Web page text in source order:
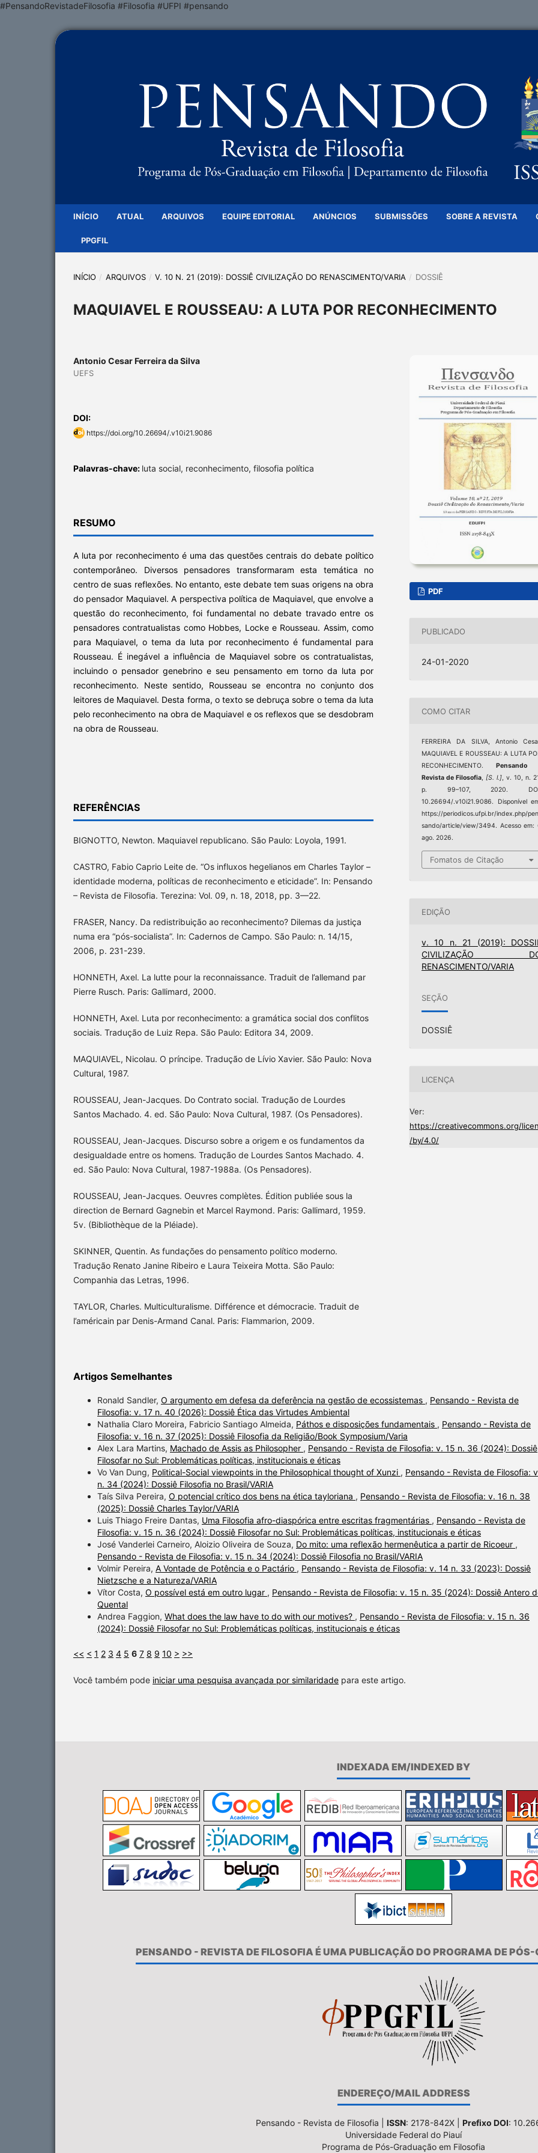
#PensandoRevistadeFilosofia #Filosofia #UFPI #pensando
INÍCIO ATUAL ARQUIVOS EQUIPE EDITORIAL ANÚNCIOS SUBMISSÕES SOBRE A REVISTA
PPGFIL
INÍCIO / ARQUIVOS / V. 10 N. 21 (2019): DOSSIÊ CIVILIZAÇÃO DO RENASCIMENTO/VARIA / DOSSIÊ
MAQUIAVEL E ROUSSEAU: A LUTA POR RECONHECIMENTO
Antonio Cesar Ferreira da Silva
UEFS
DOI:
https://doi.org/10.26694/.v10i21.9086
Palavras-chave: luta social, reconhecimento, filosofia política
RESUMO
A luta por reconhecimento é uma das questões centrais do debate político
contemporâneo. Diversos pensadores transformaram esta temática no
centro de suas reflexões. No entanto, este debate tem suas origens na obra
do pensador Maquiavel. A perspectiva política de Maquiavel, que envolve a
questão do reconhecimento, foi fundamental no debate travado entre os
pensadores contratualistas como Hobbes, Locke e Rousseau. Assim, como
para Maquiavel, o tema da luta por reconhecimento é fundamental para
Rousseau. É inegável a influência de Maquiavel sobre os contratualistas,
incluindo o pensador genebrino e seu pensamento em torno da luta por
reconhecimento. Neste sentido, Rousseau se encontra no conjunto dos
leitores de Maquiavel. Desta forma, o texto se debruça sobre o tema da luta
pelo reconhecimento na obra de Maquiavel e os reflexos que se desdobram
na obra de Rousseau.
REFERÊNCIAS
BIGNOTTO, Newton. Maquiavel republicano. São Paulo: Loyola, 1991.
CASTRO, Fabio Caprio Leite de. “Os influxos hegelianos em Charles Taylor –
identidade moderna, políticas de reconhecimento e eticidade”. In: Pensando
– Revista de Filosofia. Terezina: Vol. 09, n. 18, 2018, pp. 3—22.
FRASER, Nancy. Da redistribuição ao reconhecimento? Dilemas da justiça
numa era “pós-socialista”. In: Cadernos de Campo. São Paulo: n. 14/15,
2006, p. 231-239.
HONNETH, Axel. La lutte pour la reconnaissance. Traduit de l’allemand par
Pierre Rusch. Paris: Gallimard, 2000.
HONNETH, Axel. Luta por reconhecimento: a gramática social dos conflitos
sociais. Tradução de Luiz Repa. São Paulo: Editora 34, 2009.
MAQUIAVEL, Nicolau. O príncipe. Tradução de Lívio Xavier. São Paulo: Nova
Cultural, 1987.
ROUSSEAU, Jean-Jacques. Do Contrato social. Tradução de Lourdes
Santos Machado. 4. ed. São Paulo: Nova Cultural, 1987. (Os Pensadores).
ROUSSEAU, Jean-Jacques. Discurso sobre a origem e os fundamentos da
desigualdade entre os homens. Tradução de Lourdes Santos Machado. 4.
ed. São Paulo: Nova Cultural, 1987-1988a. (Os Pensadores).
ROUSSEAU, Jean-Jacques. Oeuvres complètes. Édition publiée sous la
direction de Bernard Gagnebin et Marcel Raymond. Paris: Gallimard, 1959.
5v. (Bibliothèque de la Pléiade).
SKINNER, Quentin. As fundações do pensamento político moderno.
Tradução Renato Janine Ribeiro e Laura Teixeira Motta. São Paulo:
Companhia das Letras, 1996.
TAYLOR, Charles. Multiculturalisme. Différence et démocracie. Traduit de
l’américain par Denis-Armand Canal. Paris: Flammarion, 2009.
PDF
PUBLICADO
24-01-2020
COMO CITAR
FERREIRA DA SILVA, Antonio
MAQUIAVEL E ROUSSEAU: A LUTA
RECONHECIMENTO. Pensando
Revista de Filosofia,[S. l.], v. 10, n.
p. 99–107, 2020.
10.26694/.v10i21.9086. Disponível
https://periodicos.ufpi.br/index.php/
sando/article/view/3494. Acesso em:
ago. 2026.
Fomatos de Citação
EDIÇÃO
v. 10 n. 21 (2019):
CIVILIZAÇÃO
RENASCIMENTO/VARIA
SEÇÃO
DOSSIÊ
LICENÇA
Ver:
https://creativecommons.org/
/by/4.0/
Artigos Semelhantes
Ronald Sandler, O argumento em defesa da deferência na gestão de ecossistemas , Pensando - Revista de
Filosofia: v. 17 n. 40 (2026): Dossiê Ética das Virtudes Ambiental
Nathalia Claro Moreira, Fabricio Santiago Almeida, Páthos e disposições fundamentais , Pensando - Revista de
Filosofia: v. 16 n. 37 (2025): Dossiê Filosofia da Religião/Book Symposium/Varia
Alex Lara Martins, Machado de Assis as Philosopher , Pensando - Revista de Filosofia: v. 15 n. 36 (2024): Dossiê
Filosofar no Sul: Problemáticas políticas, institucionais e éticas
Vo Van Dung, Political-Social viewpoints in the Philosophical thought of Xunzi , Pensando - Revista de Filosofia:
n. 34 (2024): Dossiê Filosofia no Brasil/VARIA
Taís Silva Pereira, O potencial crítico dos bens na ética tayloriana , Pensando - Revista de Filosofia: v. 16 n. 38
(2025): Dossiê Charles Taylor/VARIA
Luis Thiago Freire Dantas, Uma Filosofia afro-diaspórica entre escritas fragmentárias , Pensando - Revista de
Filosofia: v. 15 n. 36 (2024): Dossiê Filosofar no Sul: Problemáticas políticas, institucionais e éticas
José Vanderlei Carneiro, Aloizio Oliveira de Souza, Do mito: uma reflexão hermenêutica a partir de Ricoeur ,
Pensando - Revista de Filosofia: v. 15 n. 34 (2024): Dossiê Filosofia no Brasil/VARIA
Volmir Pereira, A Vontade de Potência e o Pactário , Pensando - Revista de Filosofia: v. 14 n. 33 (2023): Dossiê
Nietzsche e a Natureza/VARIA
Vítor Costa, O possível está em outro lugar , Pensando - Revista de Filosofia: v. 15 n. 35 (2024): Dossiê Antero
Quental
Andrea Faggion, What does the law have to do with our motives? , Pensando - Revista de Filosofia: v. 15 n. 36
(2024): Dossiê Filosofar no Sul: Problemáticas políticas, institucionais e éticas
<< < 1 2 3 4 5 6 7 8 9 10 > >>
Você também pode iniciar uma pesquisa avançada por similaridade para este artigo.
INDEXADA EM/INDEXED BY
PENSANDO - REVISTA DE FILOSOFIA É UMA PUBLICAÇÃO DO PROGRAMA DE
ENDEREÇO/MAIL ADDRESS
Pensando - Revista de Filosofia | ISSN: 2178-842X | Prefixo DOI:
Universidade Federal do Piauí
Programa de Pós-Graduação em Filosofia